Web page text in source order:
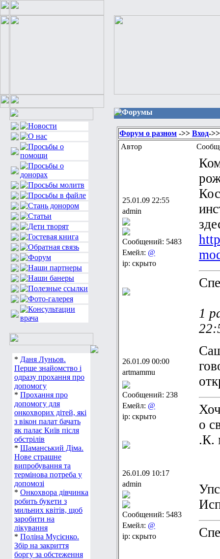
* Даня Луньов.
Перше знайомство і
одразу прохання про
допомогу
* Прохання про
допомогу для
онкохворих дітей, які
з вікон палат бачать
як палає Київ після
обстрілів
* Шаманський Діма.
Нове страшне
випробування та
термінова потреба у
допомозі
* Онкохвора дівчинка
робить букети з
мильних квітів, щоб
заробити на
лікування
* Поліна Мусієнко.
Збір на закриття
боргу за обстеження
Форумы
Форум о разном ->> Вход-
Автор
25.01.09 22:55
admin
Сообщений: 5483
Емейл: @
ip: скрыто
1
26.01.09 00:00
artmammu
Сообщений: 238
Емейл: @
ip: скрыто
о
.К.
26.01.09 10:17
admin
Сообщений: 5483
Емейл: @
ip: скрыто